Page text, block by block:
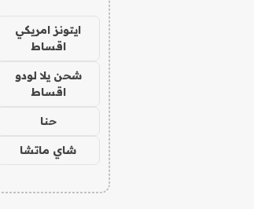
ايتونز امريكي
اقساط
شحن يلا لودو
اقساط
حنا
شاي ماتشا